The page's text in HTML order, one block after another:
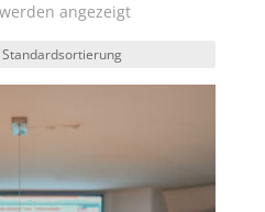
angezeigt